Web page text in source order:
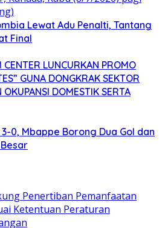
Lewat Adu Penalti, Tantang
Final
CENTER LUNCURKAN PROMO
GUNA DONGKRAK SEKTOR
OKUPANSI DOMESTIK SERTA
0, Mbappe Borong Dua Gol dan